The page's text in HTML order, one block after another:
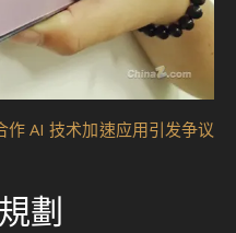
作 AI 技术加速应用引发争议
劃